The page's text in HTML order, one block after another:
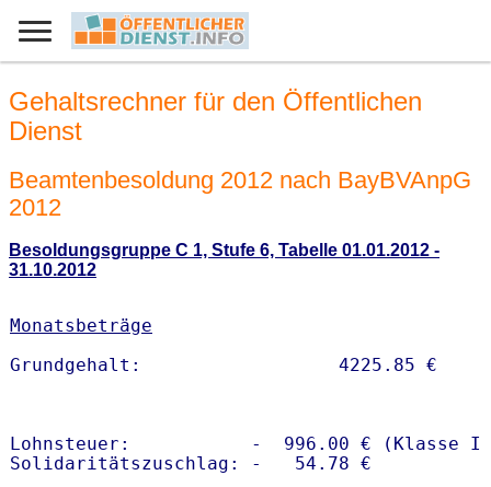
Gehaltsrechner für den Öffentlichen
Dienst
Beamtenbesoldung 2012 nach BayBVAnpG
2012
Besoldungsgruppe C 1, Stufe 6, Tabelle 01.01.2012 -
31.10.2012
Monatsbeträge
Lohnsteuer:           -  996.00 € (Klasse I)
Solidaritätszuschlag: -   54.78 €